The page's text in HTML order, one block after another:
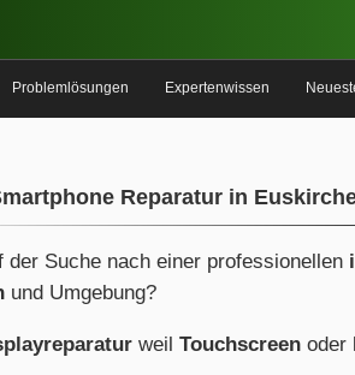
Problemlösungen Expertenwissen
Reparatur in
der Suche nach einer professionellen
und Umgebung?
weil Touchscreen oder